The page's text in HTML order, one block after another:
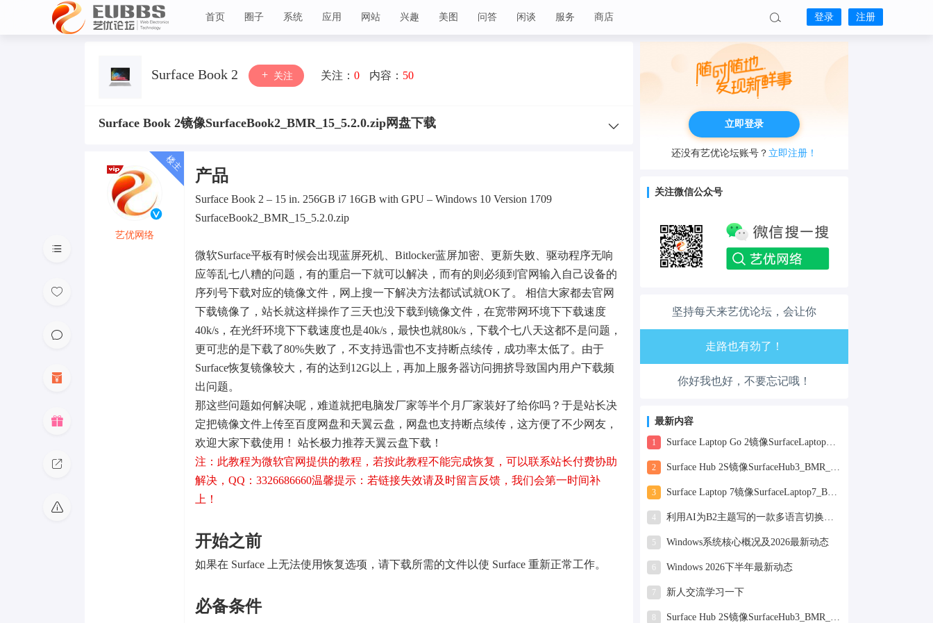
首页 圈子 系统 应用 网站 兴趣 美图 问答 闲谈 服务 商店 登录 注册
Surface Book 2 关注 关注： 0 内容： 50
Surface Book 2镜像SurfaceBook2_BMR_15_5.2.0.zip网盘下载
艺优网络
产品
Surface Book 2 – 15 in. 256GB i7 16GB with GPU – Windows 10 Version 1709
SurfaceBook2_BMR_15_5.2.0.zip
微软Surface平板有时候会出现蓝屏死机、Bitlocker蓝屏加密、更新失败、驱动程序无响
应等乱七八糟的问题，有的重启一下就可以解决，而有的则必须到官网输入自己设备的
序列号下载对应的镜像文件，网上搜一下解决方法都试试就OK了。 相信大家都去官网
下载镜像了，站长就这样操作了三天也没下载到镜像文件，在宽带网环境下下载速度
40k/s，在光纤环境下下载速度也是40k/s，最快也就80k/s，下载个七八天这都不是问题，
更可悲的是下载了80%失败了，不支持迅雷也不支持断点续传，成功率太低了。由于
Surface恢复镜像较大，有的达到12G以上，再加上服务器访问拥挤导致国内用户下载频
出问题。
那这些问题如何解决呢，难道就把电脑发厂家等半个月厂家装好了给你吗？于是站长决
定把镜像文件上传至百度网盘和天翼云盘，网盘也支持断点续传，这方便了不少网友，
欢迎大家下载使用！ 站长极力推荐天翼云盘下载！
注：此教程为微软官网提供的教程，若按此教程不能完成恢复，可以联系站长付费协助
解决，QQ：3326686660温馨提示：若链接失效请及时留言反馈，我们会第一时间补
上！
开始之前
如果在 Surface 上无法使用恢复选项，请下载所需的文件以使 Surface 重新正常工作。
必备条件
立即登录
还没有艺优论坛账号？ 立即注册！
关注微信公众号
坚持每天来艺优论坛，会让你
生活也美好了！
心情也舒畅了！
走路也有劲了！
腰也不酸了！
工作也轻松了！
你好我也好，不要忘记哦！
最新内容
1 Surface Laptop Go 2镜像SurfaceLaptopGo2_BMR_42032_2026.507.11898505.zip网盘下载
2 Surface Hub 2S镜像SurfaceHub3_BMR_155000_2026.420.11870147.zip网盘下载
3 Surface Laptop 7镜像SurfaceLaptop7_BMR_12010_2025.1009.12069254.zip网盘下载
4 利用AI为B2主题写的一款多语言切换插件
5 Windows系统核心概况及2026最新动态
6 Windows 2026下半年最新动态
7 新人交流学习一下
8 Surface Hub 2S镜像SurfaceHub3_BMR_155000_2025.819.11244626.zip网盘下载